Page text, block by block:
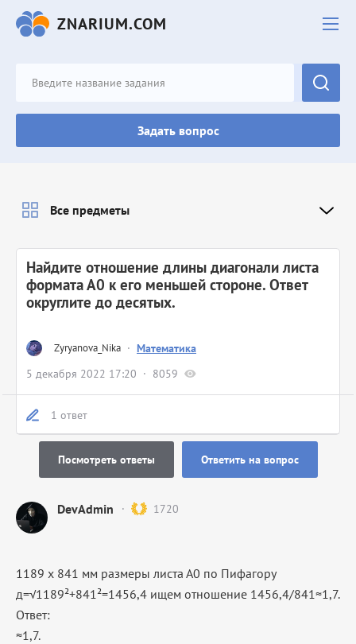
ZNARIUM.COM
Задать вопрос
Zyryanova_Nika · Математика
5 декабря 2022 17:20
8059
Найдите отношение длины диагонали листа
формата А0 к его меньшей стороне. Ответ
округлите до десятых.
1 ответ
Посмотреть ответы Ответить на вопрос
DevAdmin 1720
1189 x 841 мм размеры листа А0 по Пифагору
д=√1189²+841²=1456,4 ищем отношение 1456,4/841≈1,7.
Ответ:
≈1,7.
Все предметы